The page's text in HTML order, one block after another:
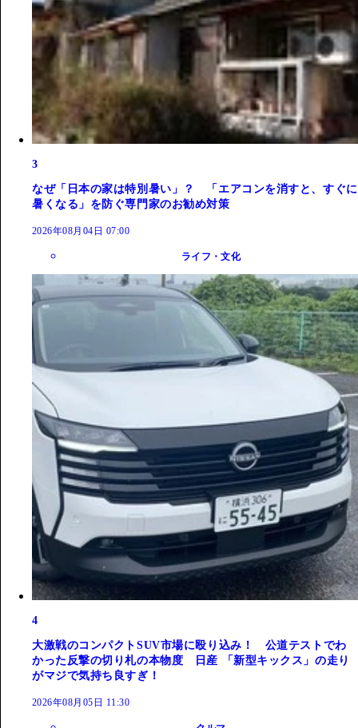
3
なぜ「日本の家は特別暑い」？ 「エアコンを消すと、すぐに
暑くなる」を防ぐ専門家のお勧め対策
2026年08月04日 07:00
ライフ・文化
4
大激戦のコンパクトSUV市場に殴り込み！ 公道テストでわ
かった反撃の切り札の本物度 日産 「新型キックス」の走り
がマジで気持ち良すぎ！
2026年08月05日 11:30